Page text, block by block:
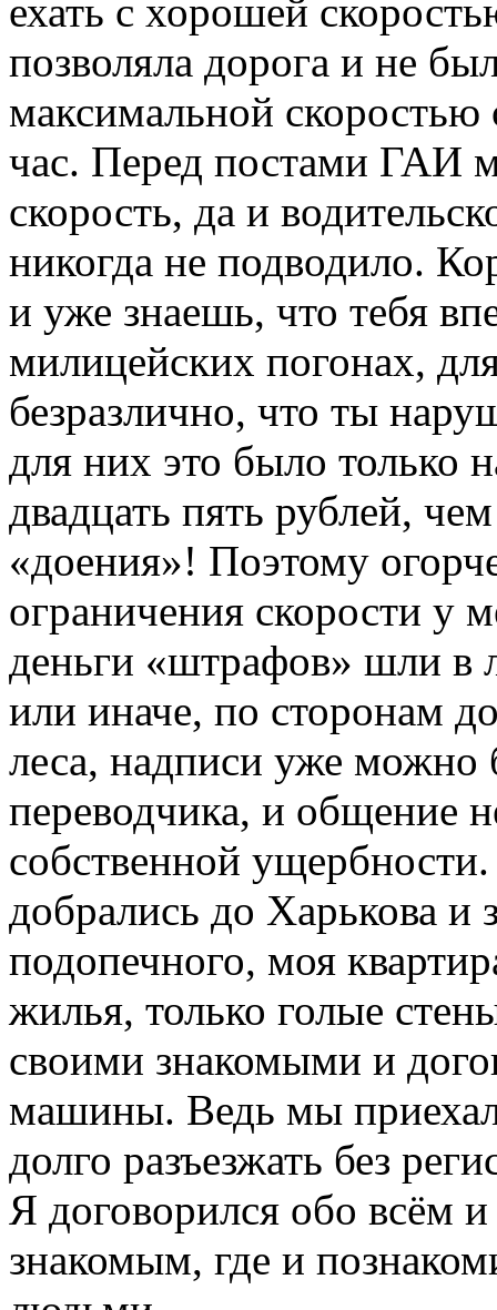
ехать с хорошей
позволяла дорога и не
максимальной
час. Перед постами ГАИ
скорость, да и
никогда не подводило.
и уже знаешь, что тебя
милицейских погонах,
безразлично, что ты
для них это было только
двадцать пять рублей,
«доения»! Поэтому
ограничения скорости у
деньги «штрафов» шли в
или иначе, по сторонам
леса, надписи уже можно
переводчика, и общение
собственной
добрались до Харькова и
подопечного, моя
жилья, только голые
своими знакомыми и
машины. Ведь мы
долго разъезжать без
Я договорился обо всём
знакомым, где и